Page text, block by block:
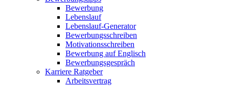
Bewerbung
Lebenslauf
Lebenslauf-Generator
Bewerbungsschreiben
Motivationsschreiben
Bewerbung auf Englisch
Bewerbungsgespräch
Karriere Ratgeber
Arbeitsvertrag